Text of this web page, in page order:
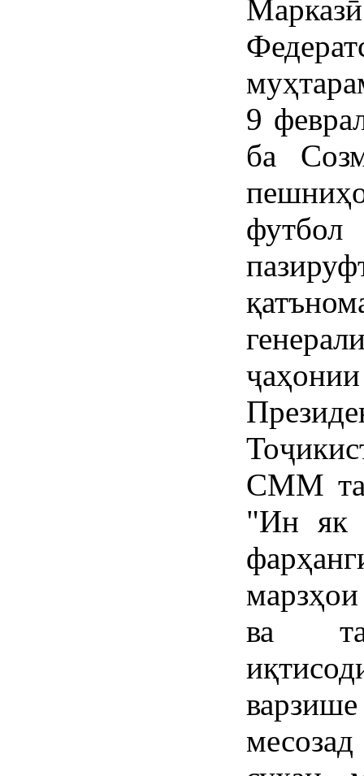
9
ба
СММ
"Ин як
ва